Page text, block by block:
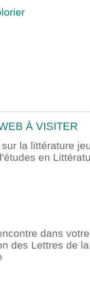
À VISITER
la littérature
en
dans
des Lettres de